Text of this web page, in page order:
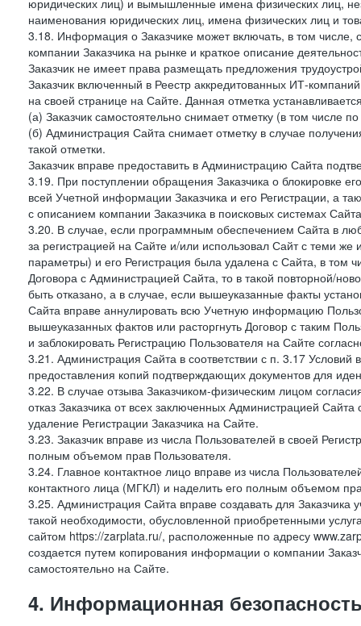
юридических лиц) и вымышленные имена физических лиц,
наименования юридических лиц, имена физических лиц и
3.18. Информация о Заказчике может включать, в том
компании Заказчика на рынке и краткое описание
Заказчик не имеет права размещать предложения
Заказчик включенный в Реестр аккредитованных ИТ-
на своей странице на Сайте. Данная отметка
(а) Заказчик самостоятельно снимает отметку (в том числе
(б) Администрация Сайта снимает отметку в случае
такой отметки.
Заказчик вправе предоставить в Администрацию Сайта
3.19. При поступлении обращения Заказчика о блокировке
всей Учетной информации Заказчика и его Регистрации, а
с описанием компании Заказчика в поисковых системах
3.20. В случае, если программным обеспечением Сайта в
за регистрацией на Сайте и/или использовал Сайт с теми
параметры) и его Регистрация была удалена с Сайта, в том
Договора с Администрацией Сайта, то в такой повторной/
быть отказано, а в случае, если вышеуказанные факты
Сайта вправе аннулировать всю Учетную информацию
вышеуказанных фактов или расторгнуть Договор с таким
и заблокировать Регистрацию Пользователя на Сайте
3.21. Администрация Сайта в соответствии с п. 3.17 Условий
предоставления копий подтверждающих документов для
3.22. В случае отзыва Заказчиком-физическим лицом
отказ Заказчика от всех заключенных Администрацией
удаление Регистрации Заказчика на Сайте.
3.23. Заказчик вправе из числа Пользователей в своей
полным объемом прав Пользователя.
3.24. Главное контактное лицо вправе из числа
контактного лица (МГКЛ) и наделить его полным объемом
3.25. Администрация Сайта вправе создавать для
такой необходимости, обусловленной приобретенными
сайтом https://zarplata.ru/, расположенные по адресу
создается путем копирования информации о компании
самостоятельно на Сайте.
4. Информационная